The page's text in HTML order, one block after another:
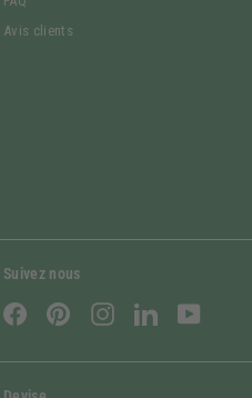
Avis clients
Suivez nous
FacebookPinterestInstagramLinkedIn